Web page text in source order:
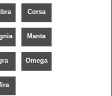
Corsa
Manta
Omega